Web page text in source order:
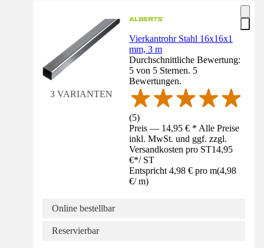
3 VARIANTEN
Vierkantrohr Stahl 16x16x1
mm, 3 m
Durchschnittliche Bewertung:
5 von 5 Sternen. 5
Bewertungen.
(5)
Preis — 14,95 € * Alle Preise
inkl. MwSt. und ggf. zzgl.
Versandkosten pro ST14,95
€*/ ST
Entspricht 4,98 € pro m(4,98
€/ m)
Online bestellbar
Reservierbar